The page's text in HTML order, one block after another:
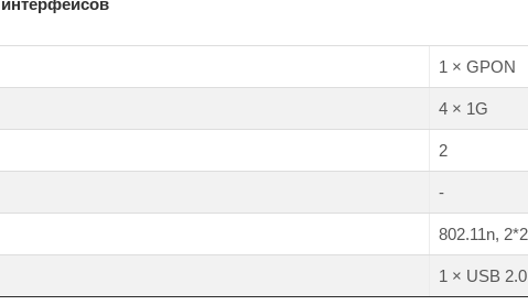
1 × GPON
4 × 1G
2
-
802.11n,
1 × USB 2.0